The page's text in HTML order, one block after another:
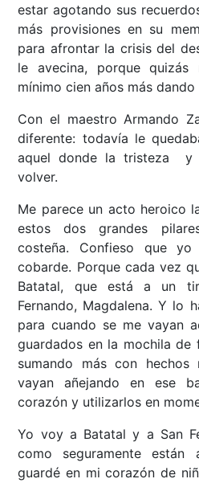
estar agotando sus
más provisiones en su
para afrontar la crisis del
le avecina, porque
mínimo cien años más
Con el maestro Armando
diferente: todavía le
aquel donde la tristeza y
volver.
Me parece un acto heroico
estos dos grandes
costeña. Confieso que
cobarde. Porque cada vez
Batatal, que está a un
Fernando, Magdalena. Y lo
para cuando se me vayan
guardados en la mochila de
sumando más con
vayan añejando en ese
corazón y utilizarlos en
Yo voy a Batatal y a San
como seguramente
guardé en mi corazón de